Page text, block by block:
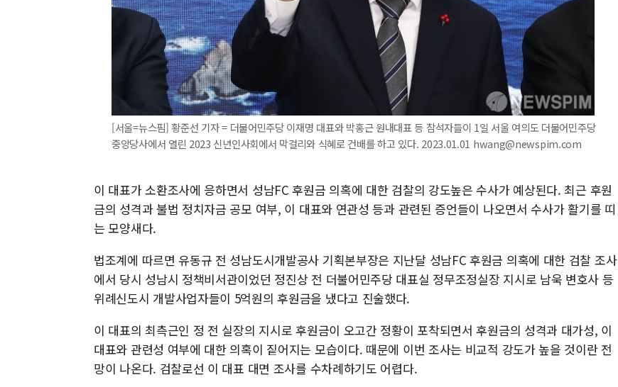
[서울=뉴스핌] 황준선 기자 = 더불어민주당 이재명 대표와 박홍근 원내대표 등 참석자들이 1일 서울 여의도 더불어민주당
중앙당사에서 열린 2023 신년인사회에서 막걸리와 식혜로 건배를 하고 있다. 2023.01.01 hwang@newspim.com
이 대표가 소환조사에 응하면서 성남FC 후원금 의혹에 대한 검찰의 강도높은 수사가 예상된다. 최근 후원
금의 성격과 불법 정치자금 공모 여부, 이 대표와 연관성 등과 관련된 증언들이 나오면서 수사가 활기를 띠
는 모양새다.
법조계에 따르면 유동규 전 성남도시개발공사 기획본부장은 지난달 성남FC 후원금 의혹에 대한 검찰 조사
에서 당시 성남시 정책비서관이었던 정진상 전 더불어민주당 대표실 정무조정실장 지시로 남욱 변호사 등
위례신도시 개발사업자들이 5억원의 후원금을 냈다고 진술했다.
이 대표의 최측근인 정 전 실장의 지시로 후원금이 오고간 정황이 포착되면서 후원금의 성격과 대가성, 이
대표와 관련성 여부에 대한 의혹이 짙어지는 모습이다. 때문에 이번 조사는 비교적 강도가 높을 것이란 전
망이 나온다. 검찰로선 이 대표 대면 조사를 수차례하기도 어렵다.